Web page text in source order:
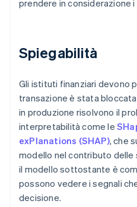
prendere in considerazione
Spiegabilità
Gli istituti finanziari devono
transazione è stata
in produzione risolvono il
interpretabilità come le
exPlanations (SHAP), che
modello nel contributo delle
il modello sottostante è
possono vedere i segnali
decisione.